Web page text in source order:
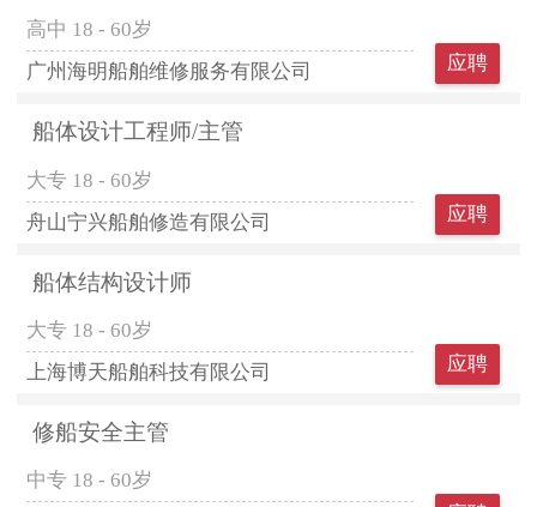
高中 18 - 60岁
广州海明船舶维修服务有限公司
应聘
船体设计工程师/主管
大专 18 - 60岁
舟山宁兴船舶修造有限公司
应聘
船体结构设计师
大专 18 - 60岁
上海博天船舶科技有限公司
应聘
修船安全主管
中专 18 - 60岁